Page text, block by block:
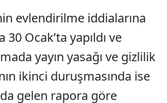
evlendirilme iddialarına
Ocak’ta yapıldı ve
yayın yasağı ve gizlilik
ikinci duruşmasında ise
gelen rapora göre